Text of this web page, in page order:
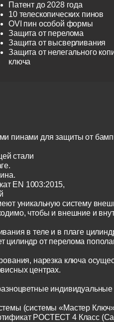
Патент до 2028 года
10 телескопических пинов
OVI пин особой формы
Защита от перелома
Защита от высверливания
Защита от нелегального
ключа
пинами для защиты от
стали
EN 1003:2015,
уникальную систему
чтобы и внешние и
в теле и в плаге
от перелома
нарезка ключа
центрах.
(системы «Мастер
РОСТЕСТ 4 Класс